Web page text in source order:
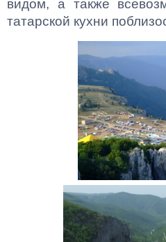
видом, а также
татарской кухни